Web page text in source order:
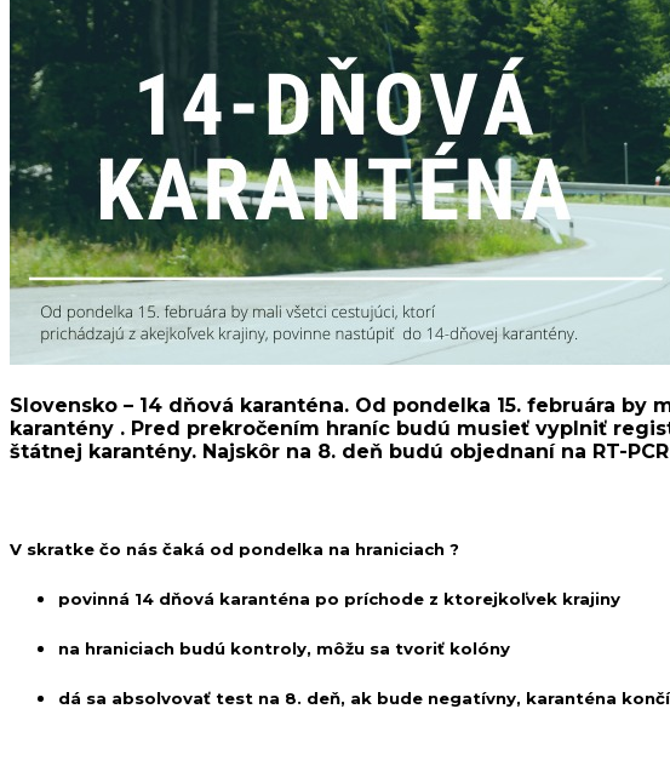
Slovensko – 14 dňová karanténa. Od pondelka 15. februára by
karantény . Pred prekročením hraníc budú musieť vyplniť
štátnej karantény. Najskôr na 8. deň budú objednaní na RT-
V skratke čo nás čaká od pondelka na hraniciach ?
povinná 14 dňová karanténa po príchode z ktorejkoľvek krajiny
na hraniciach budú kontroly, môžu sa tvoriť kolóny
dá sa absolvovať test na 8. deň, ak bude negatívny, karanténa